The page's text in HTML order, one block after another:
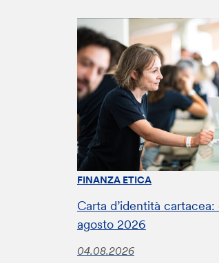
FINANZA ETICA
Carta d’identità
agosto 2026
04.08.2026